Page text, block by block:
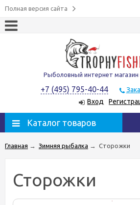
Полная версия сайта
Рыболовный интернет
+7 (495) 795-40-44
Вход
Каталог товаров
Главная → Зимняя рыбалка → Сторожки
Сторожки